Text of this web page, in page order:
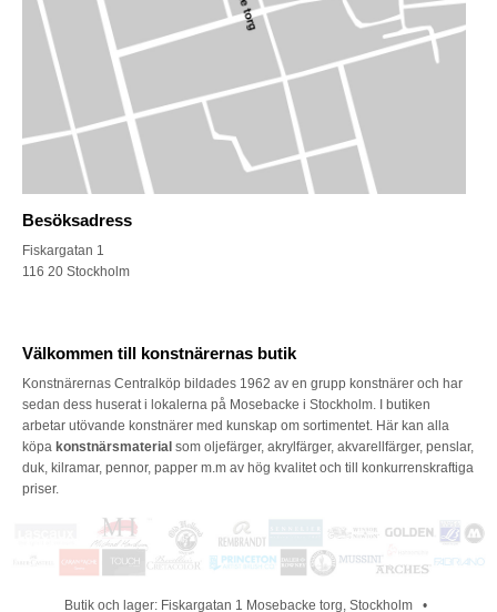
Besöksadress
Fiskargatan 1
116 20 Stockholm
Välkommen till konstnärernas butik
Konstnärernas Centralköp bildades 1962 av en grupp konstnärer och har
sedan dess huserat i lokalerna på Mosebacke i Stockholm. I butiken
arbetar utövande konstnärer med kunskap om sortimentet. Här kan alla
köpa konstnärsmaterial som oljefärger, akrylfärger, akvarellfärger, penslar,
duk, kilramar, pennor, papper m.m av hög kvalitet och till konkurrenskraftiga
priser.
Butik och lager: Fiskargatan 1 Mosebacke torg, Stockholm •